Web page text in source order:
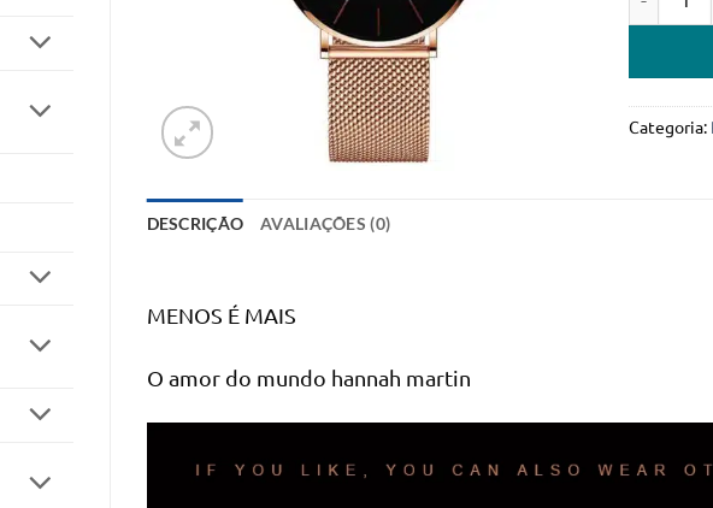
Categoria:
DESCRIÇÃO AVALIAÇÕES (0)
MENOS É MAIS
O amor do mundo hannah martin